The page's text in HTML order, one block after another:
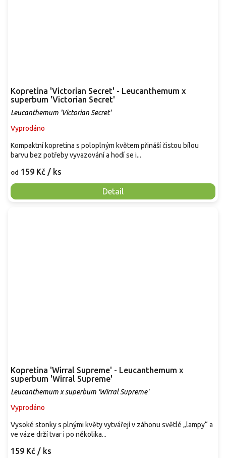
Kopretina 'Victorian Secret' - Leucanthemum x
superbum 'Victorian Secret'
Leucanthemum 'Victorian Secret'
Vyprodáno
od 159 Kč / ks
Detail
Kompaktní kopretina s poloplným květem přináší čistou bílou
barvu bez potřeby vyvazování a hodí se i...
Kopretina 'Wirral Supreme' - Leucanthemum x
superbum 'Wirral Supreme'
Leucanthemum x superbum 'Wirral Supreme'
Vyprodáno
159 Kč / ks
Vysoké stonky s plnými květy vytvářejí v záhonu světlé „lampy“ a
ve váze drží tvar i po několika...